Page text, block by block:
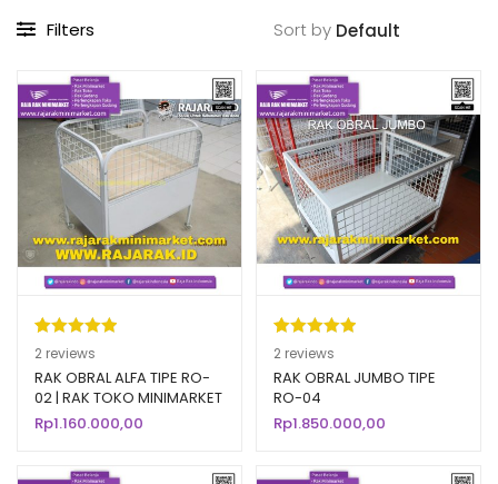
Filters Sort by
Peringkat
5.00 dari 5
berdasarka
n
2
penilaian
2 reviews
RAK OBRAL ALFA TIPE RO-
02 | RAK TOKO MINIMARKET
Rp1.160.000,00
Peringkat
5.00 dari 5
berdasarka
n
2
penilaian
2 reviews
RAK OBRAL JUMBO TIPE
RO-04
Rp1.850.000,00